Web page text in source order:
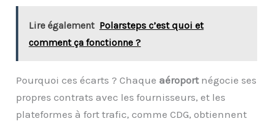
Lire également Polarsteps c’est quoi et
comment ça fonctionne ?
Pourquoi ces écarts ? Chaqueaéroportnégocie ses
propres contrats avec les fournisseurs, et les
plateformes à fort trafic, comme CDG, obtiennent